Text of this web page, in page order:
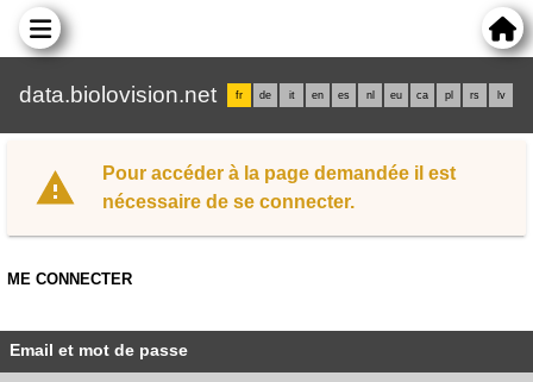
data.biolovision.net fr de it en es nl eu ca pl rs lv
Pour accéder à la page demandée il est
nécessaire de se connecter.
ME CONNECTER
Email et mot de passe